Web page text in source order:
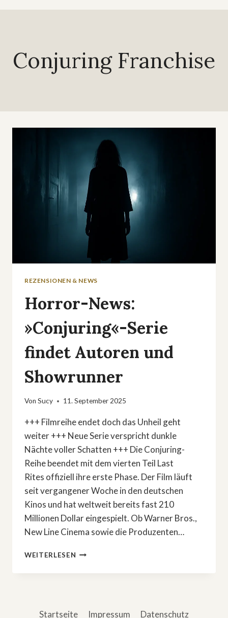
Conjuring Franchise
REZENSIONEN & NEWS
Horror-News:
»Conjuring«-Serie
findet Autoren und
Showrunner
Von Sucy 11. September 2025
+++ Filmreihe endet doch das Unheil geht
weiter +++ Neue Serie verspricht dunkle
Nächte voller Schatten +++ Die Conjuring-
Reihe beendet mit dem vierten Teil Last
Rites offiziell ihre erste Phase. Der Film läuft
seit vergangener Woche in den deutschen
Kinos und hat weltweit bereits fast 210
Millionen Dollar eingespielt. Ob Warner Bros.,
New Line Cinema sowie die Produzenten…
WEITERLESEN HORROR-
»CONJURING«-
UND
Startseite Impressum Datenschutz